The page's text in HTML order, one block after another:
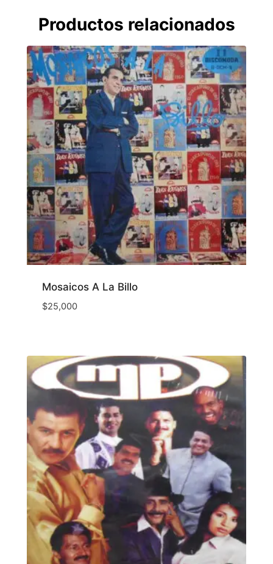
Productos relacionados
Mosaicos A La Billo
$25,000